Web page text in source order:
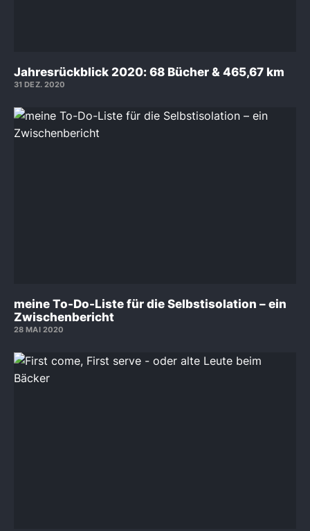
Jahresrückblick 2020: 68 Bücher & 465,67 km
31 DEZ. 2020
meine To-Do-Liste für die Selbstisolation – ein
Zwischenbericht
28 MAI 2020